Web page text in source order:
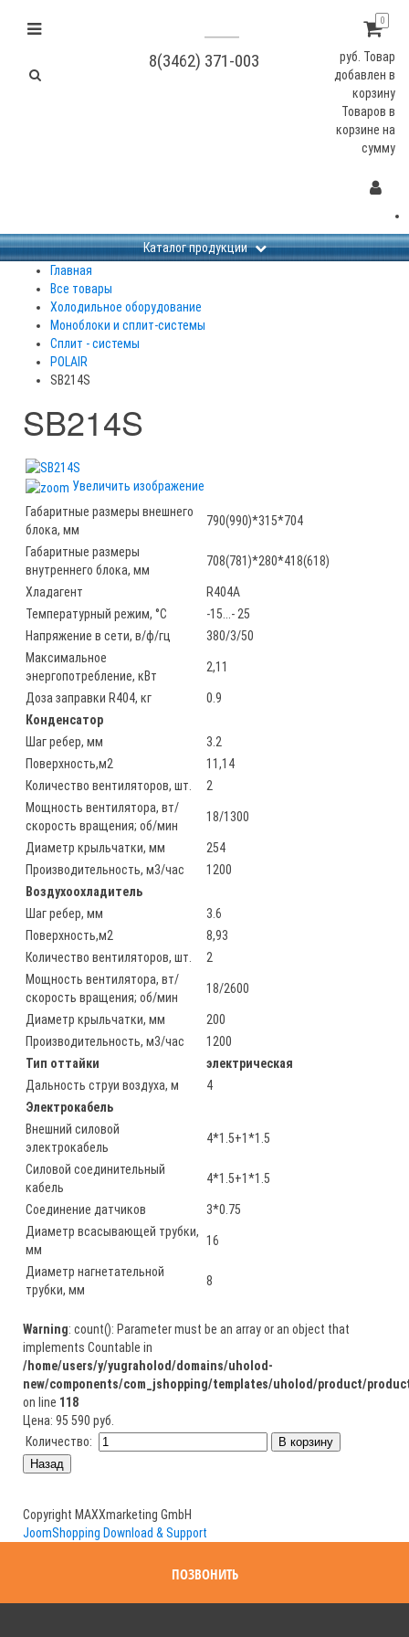
8(3462) 371-003
0
руб. Товар
добавлен в
корзину
Товаров в
корзине на
сумму
Каталог продукции
Главная
Все товары
Холодильное оборудование
Моноблоки и сплит-системы
Сплит - системы
POLAIR
SB214S
SB214S
Увеличить изображение
Габаритные размеры внешнего
блока, мм
790(990)*315*704
Габаритные размеры
внутреннего блока, мм
708(781)*280*418(618)
Хладагент
R404A
Температурный режим, °С
-15...- 25
Напряжение в сети, в/ф/гц
380/3/50
Maксимальное
энергопотребление, кВт
2,11
Доза заправки R404, кг
0.9
Конденсатор
Шаг ребер, мм
3.2
Поверхность,м2
11,14
Количество вентиляторов, шт.
2
Мощность вентилятора, вт/
скорость вращения; об/мин
18/1300
Диаметр крыльчатки, мм
254
Производительность, м3/час
1200
Воздухоохладитель
Шаг ребер, мм
3.6
Поверхность,м2
8,93
Количество вентиляторов, шт.
2
Мощность вентилятора, вт/
скорость вращения; об/мин
18/2600
Диаметр крыльчатки, мм
200
Производительность, м3/час
1200
Тип оттайки
электрическая
Дальность струи воздуха, м
4
Электрокабель
Внешний силовой
электрокабель
4*1.5+1*1.5
Силовой соединительный
кабель
4*1.5+1*1.5
Соединение датчиков
3*0.75
Диаметр всасывающей трубки,
мм
16
Диаметр нагнетательной
трубки, мм
8
Warning: count(): Parameter must be an array or an object that
implements Countable in
/home/users/y/yugraholod/domains/uholod-
new/components/com_jshopping/templates/uholod/product/
on line 118
Цена: 95 590 руб.
Количество:
Copyright MAXXmarketing GmbH
JoomShopping Download & Support
ПОЗВОНИТЬ